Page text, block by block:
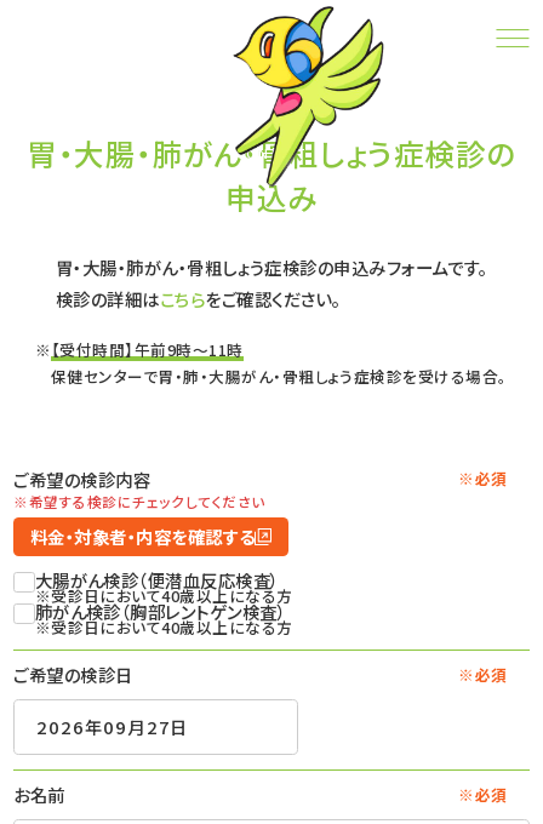
胃・大腸・肺がん・骨粗しょう症検診の
申込み
CONTACT
胃・大腸・肺がん・骨粗しょう症検診の
申込み
胃・大腸・肺がん・骨粗しょう症検診の申込みフォームです。
検診の詳細はこちらをご確認ください。
【受付時間】午前9時～11時
保健センターで胃・肺・大腸がん・骨粗しょう症検診を受ける場合。
ご希望の検診内容 ※必須
※希望する検診にチェックしてください
料金・対象者・内容を確認する
大腸がん検診（便潜血反応検査）
※受診日において40歳以上になる方
肺がん検診（胸部レントゲン検査）
※受診日において40歳以上になる方
ご希望の検診日 ※必須
お名前 ※必須